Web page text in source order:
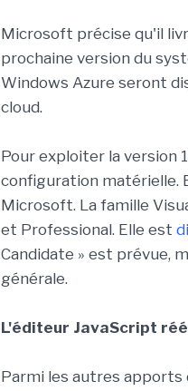
Microsoft précise qu'il
prochaine version du
Windows Azure seront
cloud.
Pour exploiter la version
configuration matérielle.
Microsoft. La famille
et Professional. Elle est
Candidate » est prévue,
générale.
L'éditeur JavaScript
Parmi les autres apports